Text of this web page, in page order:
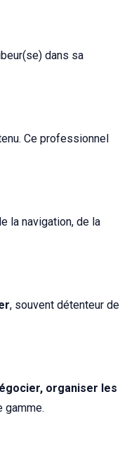
dans sa
Ce professionnel
la navigation, de la
, souvent détenteur de
organiser les
gamme.